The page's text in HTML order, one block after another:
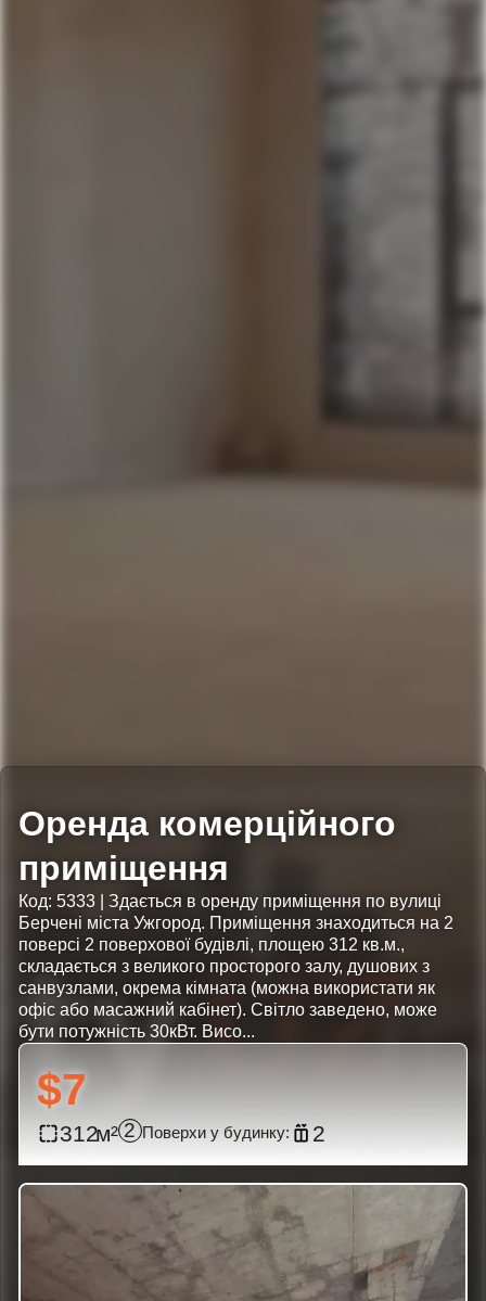
Оренда комерційного
приміщення
Код: 5333 | Здається в оренду приміщення по вулиці
Берчені міста Ужгород. Приміщення знаходиться на 2
поверсі 2 поверхової будівлі, площею 312 кв.м.,
складається з великого просторого залу, душових з
санвузлами, окрема кімната (можна використати як
офіс або масажний кабінет). Світло заведено, може
бути потужність 30кВт. Висо...
$7
312 2 2